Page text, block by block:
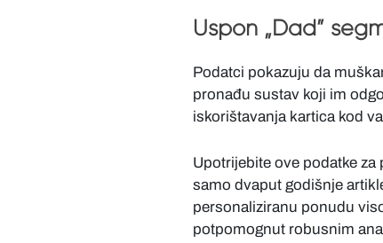
Uspon „Dad”
Podatci pokazuju da
pronađu sustav koji im
iskorištavanja kartica kod
Upotrijebite ove podatke
samo dvaput godišnje
personaliziranu ponudu
potpomognut robusnim